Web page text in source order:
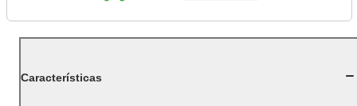
Características